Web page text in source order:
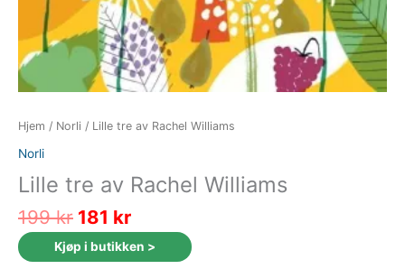
Hjem / Norli / Lille tre av Rachel Williams
Norli
Lille tre av Rachel Williams
199kr Opprinnelig
pris
var:
181 krNåværende
pris
er:
Kjøp i butikken >